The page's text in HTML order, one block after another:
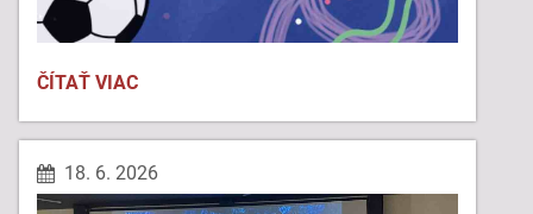
FAJRONT
ČÍTAŤ VIAC
18. 6. 2026